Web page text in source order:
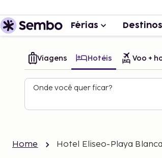
Férias Destinos
Viagens Hotéis Voo +
Onde você quer ficar?
Home Hotel Eliseo-Playa